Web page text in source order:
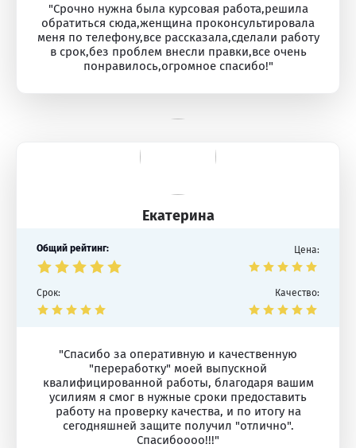
"Срочно нужна была курсовая работа,решила
обратиться сюда,женщина проконсультировала
меня по телефону,все рассказала,сделали работу
в срок,без проблем внесли правки,все очень
понравилось,огромное спасибо!"
Екатерина
Общий рейтинг: Цена:
Срок: Качество:
"Спасибо за оперативную и качественную
"переработку" моей выпускной
квалифицированной работы, благодаря вашим
усилиям я смог в нужные сроки предоставить
работу на проверку качества, и по итогу на
сегодняшней защите получил "отлично".
Спасибоооо!!!"